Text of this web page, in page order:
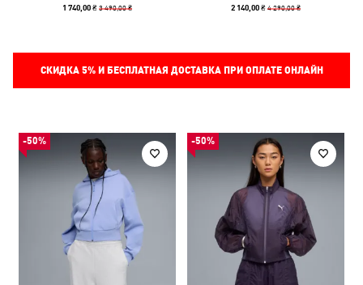
1 740,00 ₴3 490,00 ₴ 2 140,00 ₴4 290,00 ₴
СКИДКА 5%И БЕСПЛАТНАЯ ДОСТАВКА ПРИ ОПЛАТЕ ОНЛАЙН
-50% -50%